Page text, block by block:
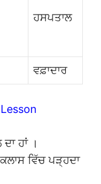
ਹਸਪਤਾਲ
ਵਫ਼ਾਦਾਰ
ਹਾਂ ।
ਵਿੱਚ ਪੜ੍ਹਦਾ